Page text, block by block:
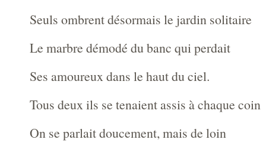
Seuls ombrent désormais le jardin solitaire
Le marbre démodé du banc qui perdait
Ses amoureux dans le haut du ciel.
Tous deux ils se tenaient assis à chaque coin
On se parlait doucement, mais de loin